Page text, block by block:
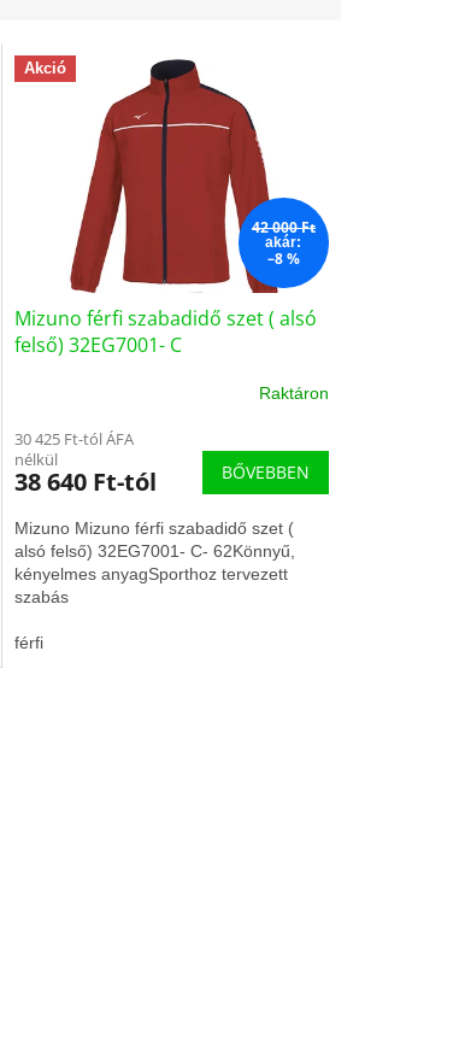
Akció
42 000 Ft
akár:
–8 %
Mizuno férfi szabadidő szet ( alsó
felső) 32EG7001- C
Raktáron
30 425 Ft-tól ÁFA
nélkül
38 640 Ft-tól BŐVEBBEN
Mizuno Mizuno férfi szabadidő szet (
alsó felső) 32EG7001- C- 62Könnyű,
kényelmes anyagSporthoz tervezett
szabás
férfi